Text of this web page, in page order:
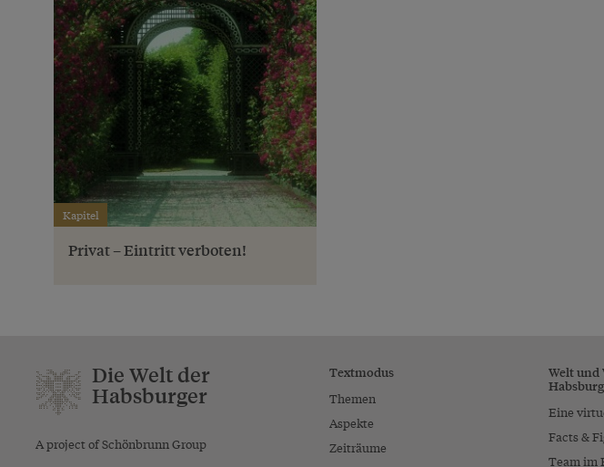
Kapitel
Privat – Eintritt verboten!
Die Welt der
Habsburger
A project of Schönbrunn Group
Textmodus
Themen
Aspekte
Zeiträume
Welt und
Eine
Facts &
Team im